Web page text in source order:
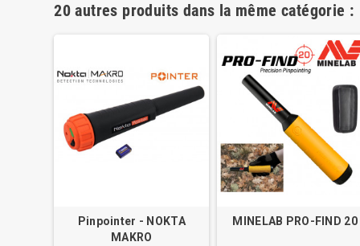
20 autres produits dans la même catégorie :
Pinpointer - NOKTA
MAKRO
MINELAB PRO-FIND 20